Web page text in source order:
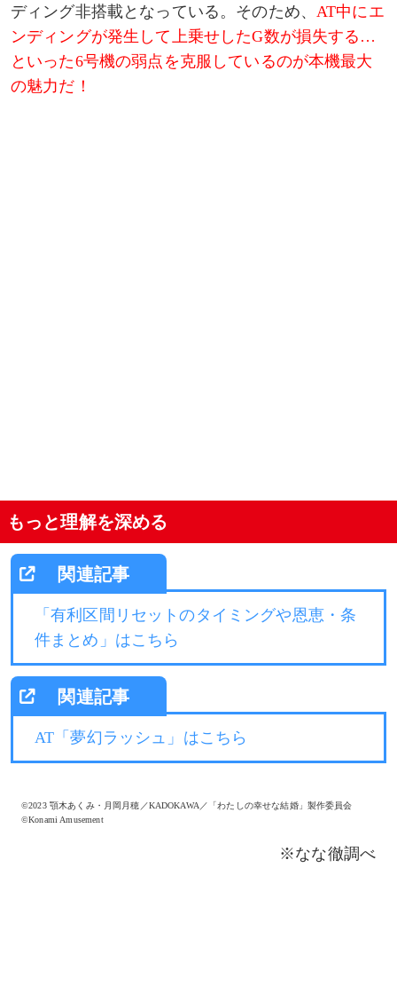
ディング非搭載となっている。そのため、 AT中にエ
ンディングが発生して上乗せしたG数が損失する…
といった6号機の弱点を克服しているのが本機最大
の魅力だ！
もっと理解を深める
「有利区間リセットのタイミングや恩恵・条
件まとめ」はこちら
AT「夢幻ラッシュ」はこちら
©2023 顎木あくみ・月岡月穂／KADOKAWA／「わたしの幸せな結婚」製作委員会
©Konami Amusement
※なな徹調べ